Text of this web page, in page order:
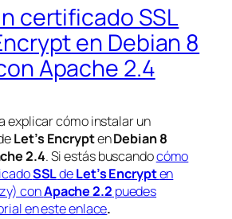
certificado SSL
en Debian 8
Apache 2.4
explicar cómo instalar un
Let’s EncryptenDebian 8
2.4. Si estás buscandocómo
SSLdeLet’s Encrypten
conApache 2.2 puedes
en este enlace.